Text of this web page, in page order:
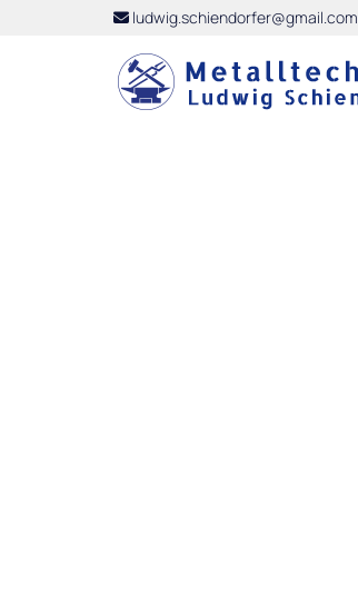
 ludwig.schiendorfer@gmail.com